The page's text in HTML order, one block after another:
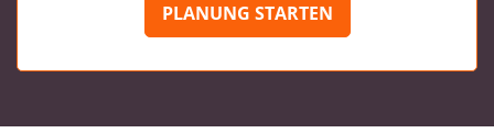
PLANUNG STARTEN